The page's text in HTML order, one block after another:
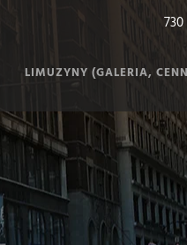
730
LIMUZYNY (GALERIA,